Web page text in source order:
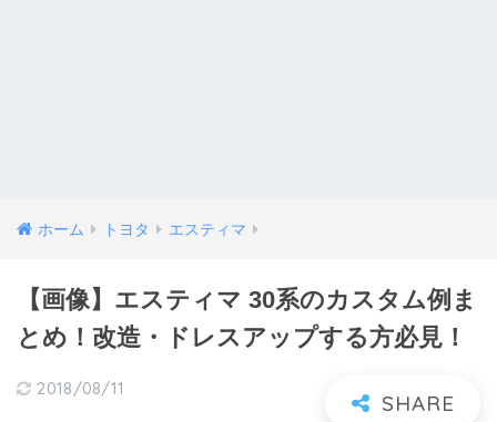
ホーム トヨタ エスティマ
【画像】エスティマ 30系のカスタム例ま
とめ！改造・ドレスアップする方必見！
2018/08/11